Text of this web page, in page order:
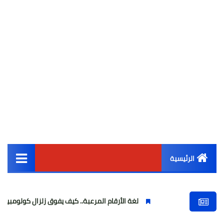
الرئيسية
أخبار مصر
لغة الأرقام المرعبة.. كيف يفوق زلزال كولومبيا طاقة زلزال مصر بـ